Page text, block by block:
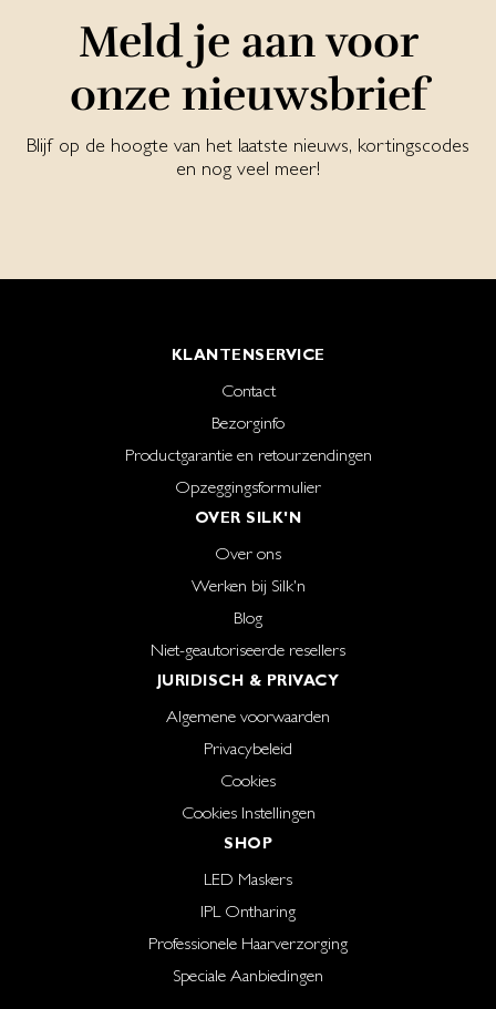
Meld je aan voor
onze nieuwsbrief
Blijf op de hoogte van het laatste nieuws, kortingscodes
en nog veel meer!
KLANTENSERVICE
Contact
Bezorginfo
Productgarantie en retourzendingen
Opzeggingsformulier
OVER SILK'N
Over ons
Werken bij Silk'n
Blog
Niet-geautoriseerde resellers
JURIDISCH & PRIVACY
Algemene voorwaarden
Privacybeleid
Cookies
Cookies Instellingen
SHOP
LED Maskers
IPL Ontharing
Professionele Haarverzorging
Speciale Aanbiedingen